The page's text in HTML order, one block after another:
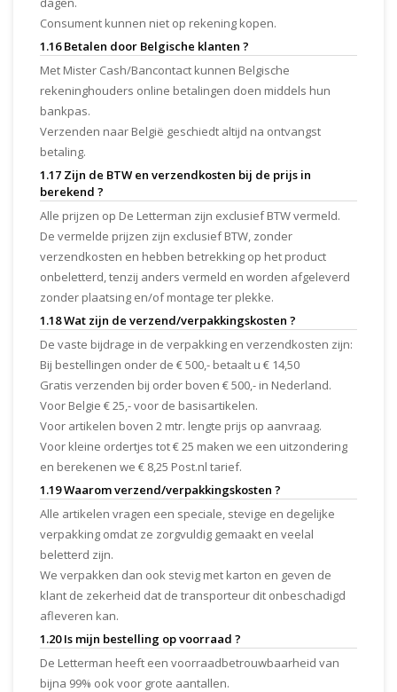
Consument kunnen niet op rekening kopen.
1.16 Betalen door Belgische klanten ?
Met Mister Cash/Bancontact kunnen Belgische
rekeninghouders online betalingen doen middels hun
bankpas.
Verzenden naar België geschiedt altijd na ontvangst
betaling.
1.17 Zijn de BTW en verzendkosten bij de prijs in
berekend ?
Alle prijzen op De Letterman zijn exclusief BTW vermeld.
De vermelde prijzen zijn exclusief BTW, zonder
verzendkosten en hebben betrekking op het product
onbeletterd, tenzij anders vermeld en worden afgeleverd
zonder plaatsing en/of montage ter plekke.
1.18 Wat zijn de verzend/verpakkingskosten ?
De vaste bijdrage in de verpakking en verzendkosten zijn:
Bij bestellingen onder de € 500,- betaalt u € 14,50
Gratis verzenden bij order boven € 500,- in Nederland.
Voor Belgie € 25,- voor de basisartikelen.
Voor artikelen boven 2 mtr. lengte prijs op aanvraag.
Voor kleine ordertjes tot € 25 maken we een uitzondering
en berekenen we € 8,25 Post.nl tarief.
1.19 Waarom verzend/verpakkingskosten ?
Alle artikelen vragen een speciale, stevige en degelijke
verpakking omdat ze zorgvuldig gemaakt en veelal
beletterd zijn.
We verpakken dan ook stevig met karton en geven de
klant de zekerheid dat de transporteur dit onbeschadigd
afleveren kan.
1.20 Is mijn bestelling op voorraad ?
De Letterman heeft een voorraadbetrouwbaarheid van
bijna 99% ook voor grote aantallen.